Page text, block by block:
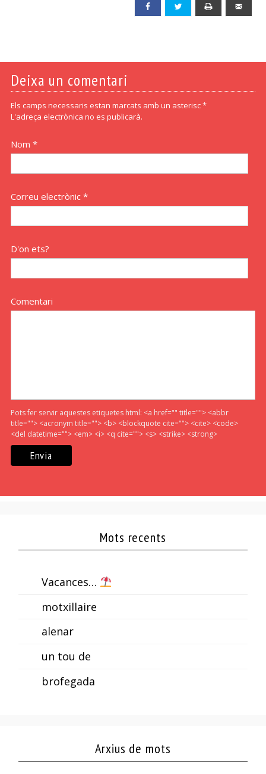
Facebook Twitter
Deixa un comentari
Els camps necessaris estan marcats amb un asterisc *
L'adreça electrònica no es publicarà.
Nom *
Correu electrònic *
D'on ets?
Comentari
Pots fer servir aquestes etiquetes html: <a href="" title=""> <abbr
title=""> <acronym title=""> <b> <blockquote cite=""> <cite> <code>
<del datetime=""> <em> <i> <q cite=""> <s> <strike> <strong>
Mots recents
Vacances…
motxillaire
alenar
un tou de
brofegada
Arxius de mots